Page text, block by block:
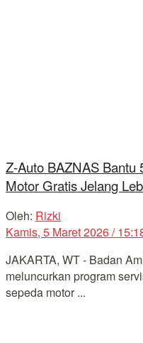
Z-Auto BAZNAS Bantu
Motor Gratis Jelang
Oleh: Rizki
Kamis, 5 Maret 2026 /
JAKARTA, WT - Badan
meluncurkan program
sepeda motor ...